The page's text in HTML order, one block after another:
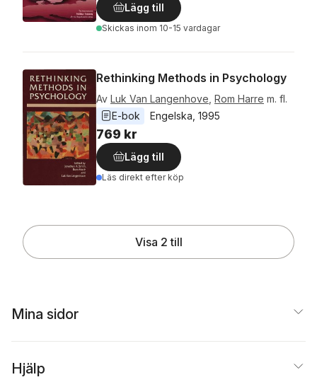
Lägg till
Skickas inom 10-15 vardagar
Rethinking Methods in Psychology
Av Luk Van Langenhove Rom Harre m. fl.
E-bok
Engelska 1995
769 kr
Lägg till
Läs direkt efter köp
Visa 2 till
Mina sidor
Hjälp